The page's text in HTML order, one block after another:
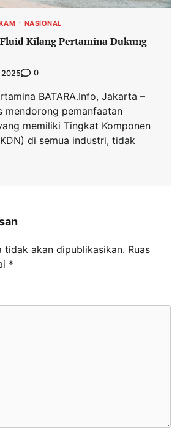
NASIONAL
Kilang Pertamina Dukung
2025 0
BATARA.Info, Jakarta –
mendorong pemanfaatan
memiliki Tingkat Komponen
di semua industri, tidak
tidak akan dipublikasikan. Ruas
*